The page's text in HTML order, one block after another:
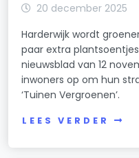
20 december 2025
Harderwijk wordt
paar extra
nieuwsblad van 12
inwoners op om hun
‘Tuinen Vergroenen’.
LEES VERDER